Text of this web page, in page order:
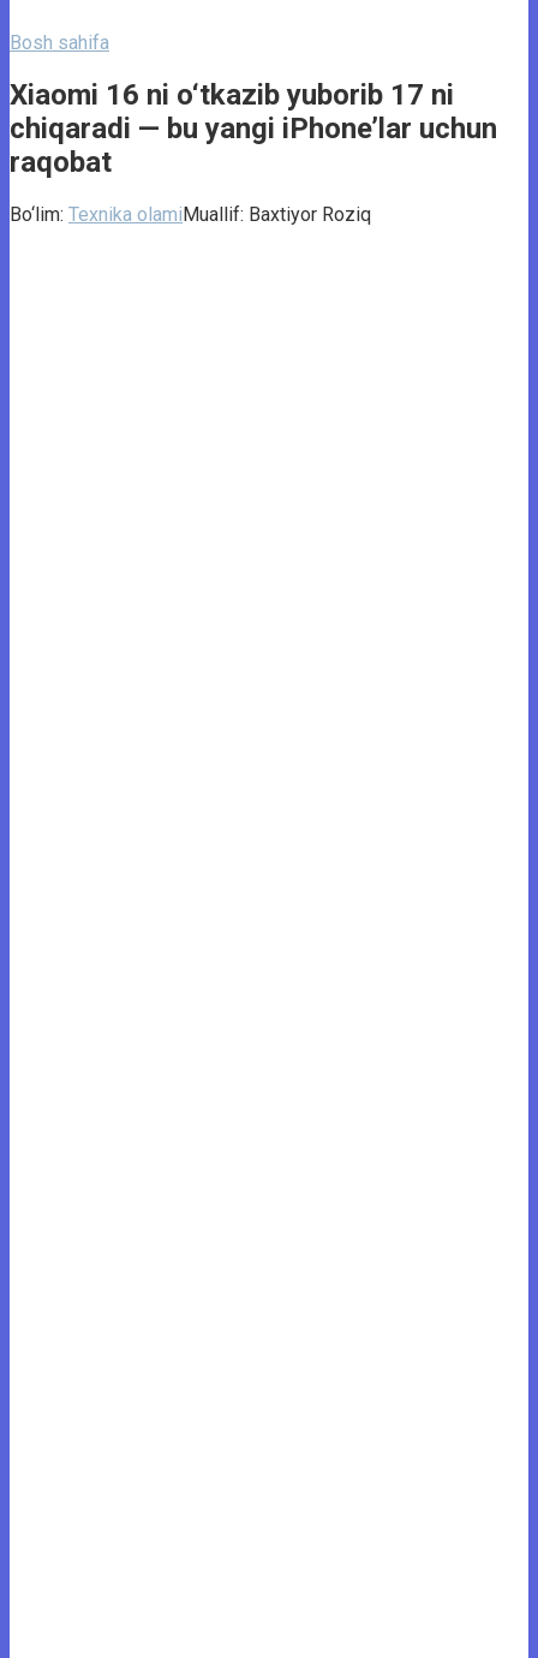
Bosh sahifa
Xiaomi 16 ni o‘tkazib yuborib 17 ni
chiqaradi — bu yangi iPhone’lar uchun
raqobat
Bo‘lim: Texnika olamiMuallif: Baxtiyor Roziq